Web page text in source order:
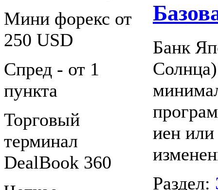
Мини форекс от
250 USD
Спред - от 1
пункта
Торговый
терминал
DealBook 360
Банк
иен или
Раздел: